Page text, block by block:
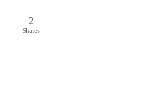
2
Shares